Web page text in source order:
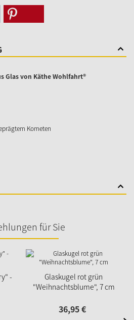
Glas von Käthe Wohlfahrt®
Kometen
für Sie
-
Glaskugel rot grün
"Weihnachtsblume", 7 cm
36,95€